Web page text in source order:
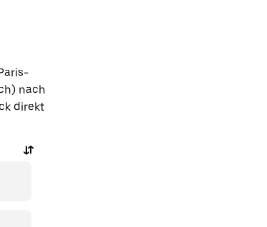
nach
direkt